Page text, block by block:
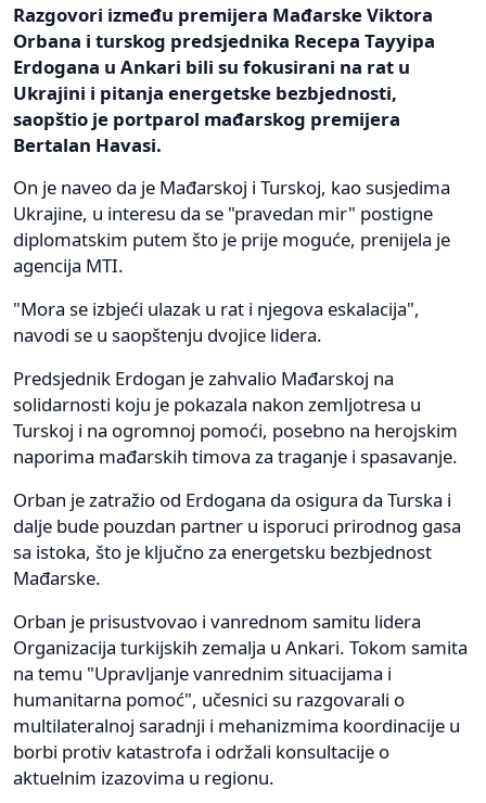
Razgovori između premijera Mađarske Viktora
Orbana i turskog predsjednika Recepa Tayyipa
Erdogana u Ankari bili su fokusirani na rat u
Ukrajini i pitanja energetske bezbjednosti,
saopštio je portparol mađarskog premijera
Bertalan Havasi.
On je naveo da je Mađarskoj i Turskoj, kao susjedima
Ukrajine, u interesu da se "pravedan mir" postigne
diplomatskim putem što je prije moguće, prenijela je
agencija MTI.
"Mora se izbjeći ulazak u rat i njegova eskalacija",
navodi se u saopštenju dvojice lidera.
Predsjednik Erdogan je zahvalio Mađarskoj na
solidarnosti koju je pokazala nakon zemljotresa u
Turskoj i na ogromnoj pomoći, posebno na herojskim
naporima mađarskih timova za traganje i spasavanje.
Orban je zatražio od Erdogana da osigura da Turska i
dalje bude pouzdan partner u isporuci prirodnog gasa
sa istoka, što je ključno za energetsku bezbjednost
Mađarske.
Orban je prisustvovao i vanrednom samitu lidera
Organizacija turkijskih zemalja u Ankari. Tokom samita
na temu "Upravljanje vanrednim situacijama i
humanitarna pomoć", učesnici su razgovarali o
multilateralnoj saradnji i mehanizmima koordinacije u
borbi protiv katastrofa i održali konsultacije o
aktuelnim izazovima u regionu.